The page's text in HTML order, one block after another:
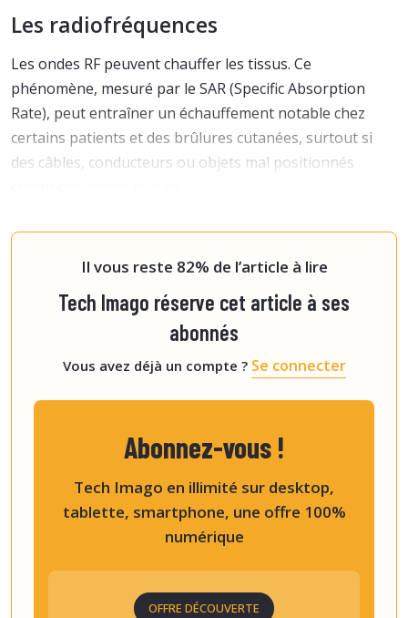
Les radiofréquences
Les ondes RF peuvent chauffer les tissus. Ce
phénomène, mesuré par le SAR (Specific Absorption
Rate), peut entraîner un échauffement notable chez
certains patients et des brûlures cutanées, surtout si
des câbles, conducteurs ou objets mal positionnés
Prép
Il vous reste 82% de l’article à lire
Tech Imago réserve cet article à ses
abonnés
Vous avez déjà un compte ? Se connecter
Abonnez-vous !
Tech Imago en illimité sur desktop,
tablette, smartphone, une offre 100%
numérique
OFFRE DÉCOUVERTE